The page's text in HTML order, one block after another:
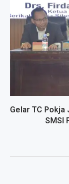
Gelar TC Pokja
SMSI